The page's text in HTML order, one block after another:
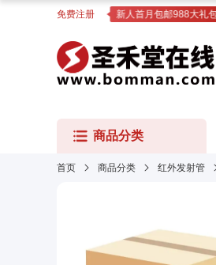
免费注册 新人首月包邮988大礼包
商品分类
首页 商品分类 红外发射管